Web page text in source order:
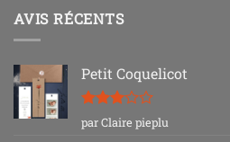
AVIS RÉCENTS
Petit Coquelicot
Note3
sur 5
par Claire pieplu